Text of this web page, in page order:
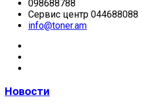
098688788
Сервис центр 044688088
info@toner.am
Новости